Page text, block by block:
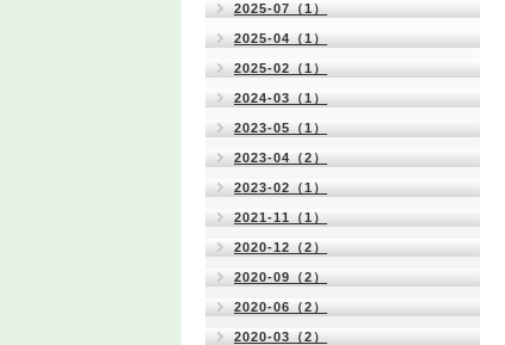
2025-07（1）
2025-04（1）
2025-02（1）
2024-03（1）
2023-05（1）
2023-04（2）
2023-02（1）
2021-11（1）
2020-12（2）
2020-09（2）
2020-06（2）
2020-03（2）